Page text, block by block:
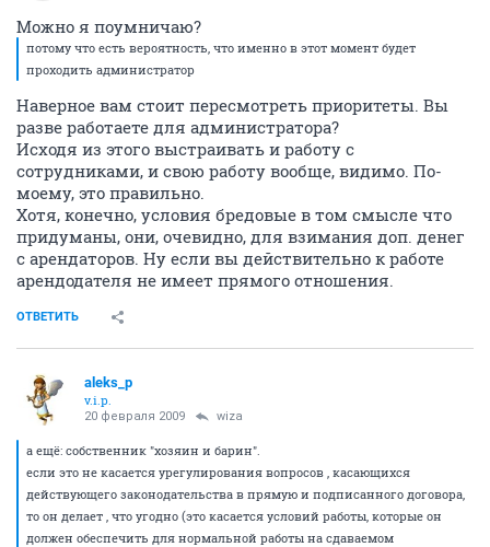
Можно я поумничаю?
потому что есть вероятность, что именно в этот момент будет
проходить администратор
Наверное вам стоит пересмотреть приоритеты. Вы
разве работаете для администратора?
Исходя из этого выстраивать и работу с
сотрудниками, и свою работу вообще, видимо. По-
моему, это правильно.
Хотя, конечно, условия бредовые в том смысле что
придуманы, они, очевидно, для взимания доп. денег
с арендаторов. Ну если вы действительно к работе
арендодателя не имеет прямого отношения.
ОТВЕТИТЬ
aleks_p
v.i.p.
20 февраля 2009 wiza
а ещё: собственник "хозяин и барин".
если это не касается урегулирования вопросов , касающихся
действующего законодательства в прямую и подписанного договора,
то он делает , что угодно (это касается условий работы, которые он
должен обеспечить для нормальной работы на сдаваемом